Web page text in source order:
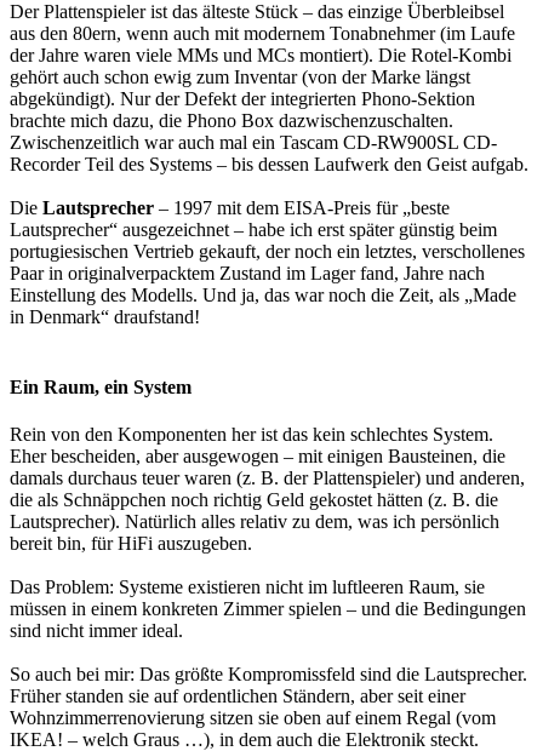
Der Plattenspieler ist das älteste Stück – das einzige Überbleibsel
aus den 80ern, wenn auch mit modernem Tonabnehmer (im Laufe
der Jahre waren viele MMs und MCs montiert). Die Rotel-Kombi
gehört auch schon ewig zum Inventar (von der Marke längst
abgekündigt). Nur der Defekt der integrierten Phono-Sektion
brachte mich dazu, die Phono Box dazwischenzuschalten.
Zwischenzeitlich war auch mal ein Tascam CD-RW900SL CD-
Recorder Teil des Systems – bis dessen Laufwerk den Geist aufgab.
Die Lautsprecher – 1997 mit dem EISA-Preis für „beste
Lautsprecher“ ausgezeichnet – habe ich erst später günstig beim
portugiesischen Vertrieb gekauft, der noch ein letztes, verschollenes
Paar in originalverpacktem Zustand im Lager fand, Jahre nach
Einstellung des Modells. Und ja, das war noch die Zeit, als „Made
in Denmark“ draufstand!
Ein Raum, ein System
Rein von den Komponenten her ist das kein schlechtes System.
Eher bescheiden, aber ausgewogen – mit einigen Bausteinen, die
damals durchaus teuer waren (z. B. der Plattenspieler) und anderen,
die als Schnäppchen noch richtig Geld gekostet hätten (z. B. die
Lautsprecher). Natürlich alles relativ zu dem, was ich persönlich
bereit bin, für HiFi auszugeben.
Das Problem: Systeme existieren nicht im luftleeren Raum, sie
müssen in einem konkreten Zimmer spielen – und die Bedingungen
sind nicht immer ideal.
So auch bei mir: Das größte Kompromissfeld sind die Lautsprecher.
Früher standen sie auf ordentlichen Ständern, aber seit einer
Wohnzimmerrenovierung sitzen sie oben auf einem Regal (vom
IKEA! – welch Graus …), in dem auch die Elektronik steckt.